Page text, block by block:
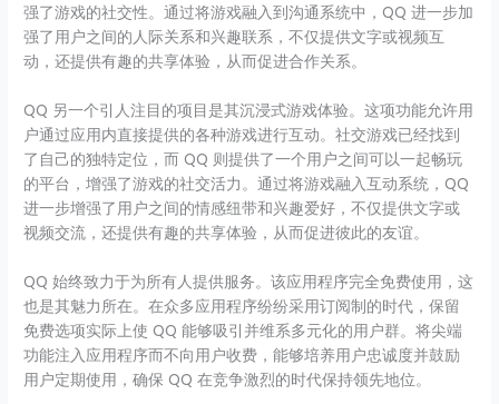
强了游戏的社交性。通过将游戏融入到沟通系统中，QQ 进一步加
强了用户之间的人际关系和兴趣联系，不仅提供文字或视频互
动，还提供有趣的共享体验，从而促进合作关系。
QQ 另一个引人注目的项目是其沉浸式游戏体验。这项功能允许用
户通过应用内直接提供的各种游戏进行互动。社交游戏已经找到
了自己的独特定位，而 QQ 则提供了一个用户之间可以一起畅玩
的平台，增强了游戏的社交活力。通过将游戏融入互动系统，QQ
进一步增强了用户之间的情感纽带和兴趣爱好，不仅提供文字或
视频交流，还提供有趣的共享体验，从而促进彼此的友谊。
QQ 始终致力于为所有人提供服务。该应用程序完全免费使用，这
也是其魅力所在。在众多应用程序纷纷采用订阅制的时代，保留
免费选项实际上使 QQ 能够吸引并维系多元化的用户群。将尖端
功能注入应用程序而不向用户收费，能够培养用户忠诚度并鼓励
用户定期使用，确保 QQ 在竞争激烈的时代保持领先地位。